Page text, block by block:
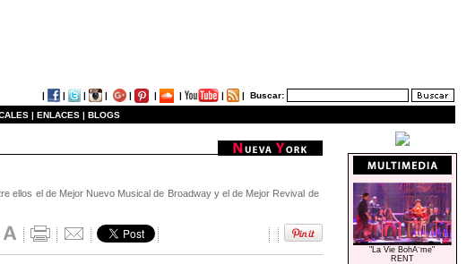
| | | | | | | | | Buscar:
| ENLACES | BLOGS
ellos el de Mejor Nuevo Musical de Broadway y el de Mejor Revival de
"La Vie BohÃ¨me"
RENT